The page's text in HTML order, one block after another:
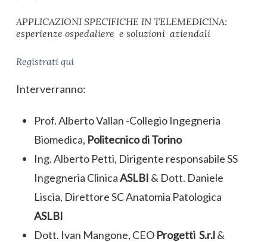
APPLICAZIONI SPECIFICHE IN TELEMEDICINA:
esperienze ospedaliere e soluzioni aziendali
Registrati qui
Interverranno:
Prof. Alberto Vallan -Collegio Ingegneria
Biomedica, Politecnico di Torino
Ing. Alberto Petti, Dirigente responsabile SS
Ingegneria ClinicaASLBI & Dott. Daniele
Liscia, Direttore SC Anatomia Patologica
ASLBI
Dott. Ivan Mangone, CEO Progetti S.r.l&